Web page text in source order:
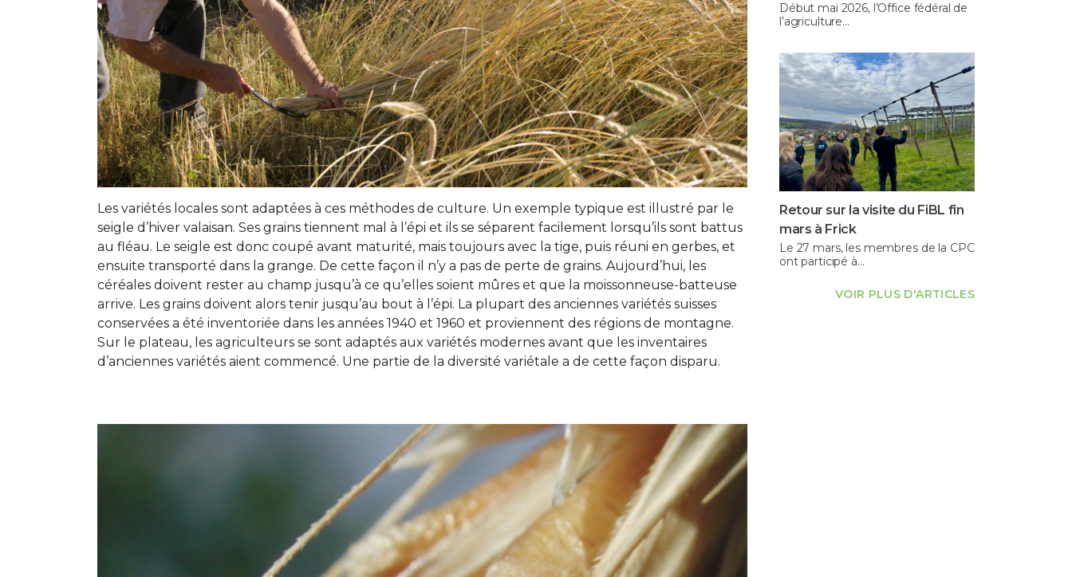
Les variétés locales sont adaptées à ces méthodes de culture. Un exemple typique est illustré par le
seigle d’hiver valaisan. Ses grains tiennent mal à l’épi et ils se séparent facilement lorsqu’ils sont battus
au fléau. Le seigle est donc coupé avant maturité, mais toujours avec la tige, puis réuni en gerbes, et
ensuite transporté dans la grange. De cette façon il n’y a pas de perte de grains. Aujourd’hui, les
céréales doivent rester au champ jusqu’à ce qu’elles soient mûres et que la moissonneuse-batteuse
arrive. Les grains doivent alors tenir jusqu’au bout à l’épi. La plupart des anciennes variétés suisses
conservées a été inventoriée dans les années 1940 et 1960 et proviennent des régions de montagne.
Sur le plateau, les agriculteurs se sont adaptés aux variétés modernes avant que les inventaires
d’anciennes variétés aient commencé. Une partie de la diversité variétale a de cette façon disparu.
Début mai 2026, l’Office fédéral de
l’agriculture…
Retour sur la visite du FiBL fin
mars à Frick
Le 27 mars, les membres de la CPC
ont participé à…
VOIR PLUS D'ARTICLES